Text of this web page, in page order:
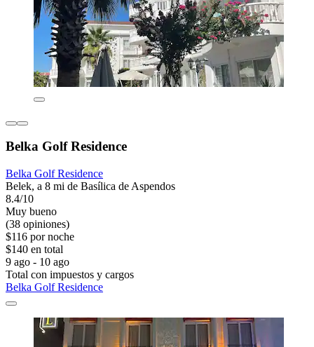
Belka Golf Residence
Belka Golf Residence
Belek, a 8 mi de Basílica de Aspendos
8.4/10
Muy bueno
(38 opiniones)
$116 por noche
$140 en total
9 ago - 10 ago
Total con impuestos y cargos
Belka Golf Residence